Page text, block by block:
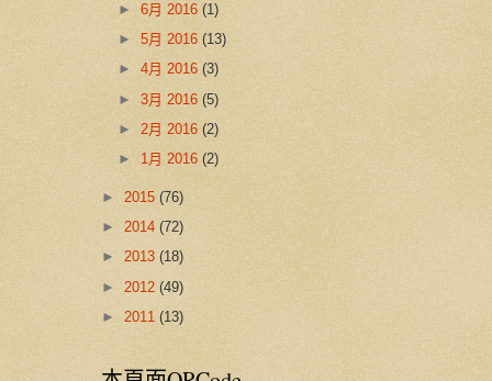
►6月 2016(1)
►5月 2016(13)
►4月 2016(3)
►3月 2016(5)
► 2月 2016(2)
► 1月 2016(2)
► 2015 (76)
► 2014 (72)
► 2013 (18)
► 2012 (49)
► 2011 (13)